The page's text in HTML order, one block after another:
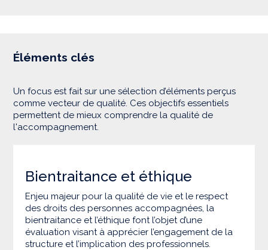
Éléments clés
Un focus est fait sur une sélection d’éléments perçus
comme vecteur de qualité. Ces objectifs essentiels
permettent de mieux comprendre la qualité de
l'accompagnement.
Bientraitance et éthique
Enjeu majeur pour la qualité de vie et le respect
des droits des personnes accompagnées, la
bientraitance et l’éthique font l’objet d’une
évaluation visant à apprécier l’engagement de la
structure et l’implication des professionnels.